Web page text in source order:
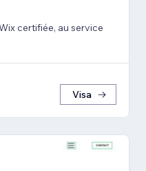
certifiée, au service
Visa